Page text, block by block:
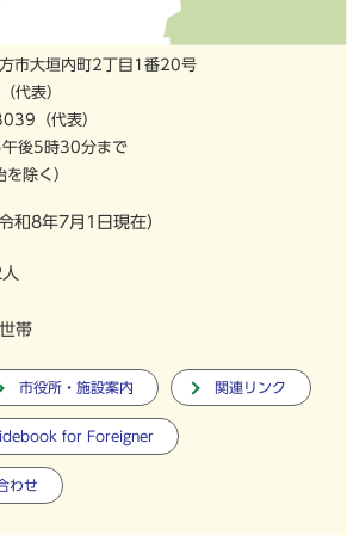
市大垣内町2丁目1番20号
（代表）
（代表）
午後5時30分まで
を除く）
令和8年7月1日現在）
帯
市役所・施設案内 関連リンク
for Foreigner
わせ